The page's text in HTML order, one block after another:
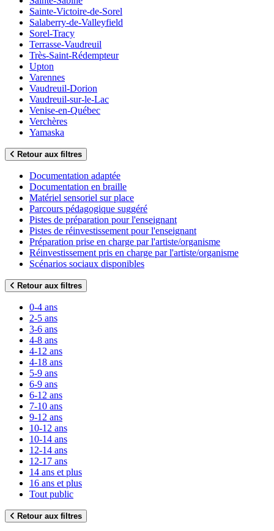
Sainte-Victoire-de-Sorel
Salaberry-de-Valleyfield
Sorel-Tracy
Terrasse-Vaudreuil
Très-Saint-Rédempteur
Upton
Varennes
Vaudreuil-Dorion
Vaudreuil-sur-le-Lac
Venise-en-Québec
Verchères
Yamaska
Retour aux filtres
Documentation adaptée
Documentation en braille
Matériel sensoriel sur place
Parcours pédagogique suggéré
Pistes de préparation pour l'enseignant
Pistes de réinvestissement pour l'enseignant
Préparation prise en charge par l'artiste/organisme
Réinvestissement pris en charge par l'artiste/organisme
Scénarios sociaux disponibles
Retour aux filtres
0-4 ans
2-5 ans
3-6 ans
4-8 ans
4-12 ans
4-18 ans
5-9 ans
6-9 ans
6-12 ans
7-10 ans
9-12 ans
10-12 ans
10-14 ans
12-14 ans
12-17 ans
14 ans et plus
16 ans et plus
Tout public
Retour aux filtres